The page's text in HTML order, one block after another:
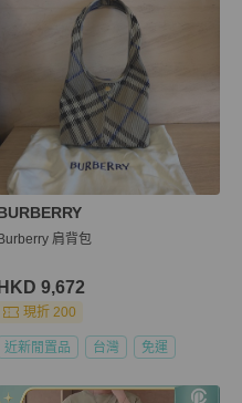
肩背包
HKD 9,672
現折 200
近新閒置品 台灣 免運